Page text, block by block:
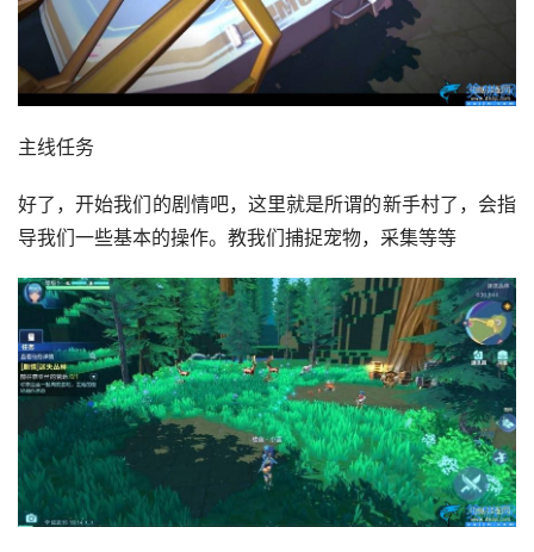
主线任务
好了，开始我们的剧情吧，这里就是所谓的新手村了，会指
导我们一些基本的操作。教我们捕捉宠物，采集等等